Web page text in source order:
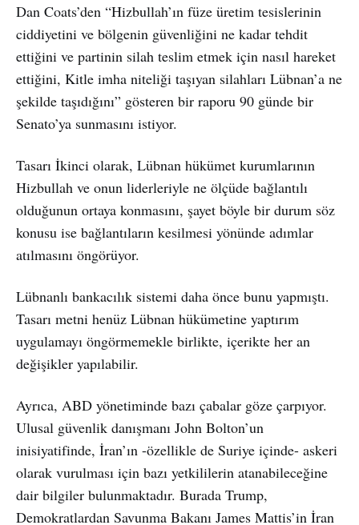
Dan Coats’den “Hizbullah’ın füze üretim tesislerinin
ciddiyetini ve bölgenin güvenliğini ne kadar tehdit
ettiğini ve partinin silah teslim etmek için nasıl hareket
ettiğini, Kitle imha niteliği taşıyan silahları Lübnan’a ne
şekilde taşıdığını” gösteren bir raporu 90 günde bir
Senato’ya sunmasını istiyor.
Tasarı İkinci olarak, Lübnan hükümet kurumlarının
Hizbullah ve onun liderleriyle ne ölçüde bağlantılı
olduğunun ortaya konmasını, şayet böyle bir durum söz
konusu ise bağlantıların kesilmesi yönünde adımlar
atılmasını öngörüyor.
Lübnanlı bankacılık sistemi daha önce bunu yapmıştı.
Tasarı metni henüz Lübnan hükümetine yaptırım
uygulamayı öngörmemekle birlikte, içerikte her an
değişikler yapılabilir.
Ayrıca, ABD yönetiminde bazı çabalar göze çarpıyor.
Ulusal güvenlik danışmanı John Bolton’un
inisiyatifinde, İran’ın -özellikle de Suriye içinde- askeri
olarak vurulması için bazı yetkililerin atanabileceğine
dair bilgiler bulunmaktadır. Burada Trump,
Demokratlardan Savunma Bakanı James Mattis’in İran